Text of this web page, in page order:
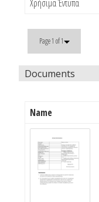
Χρήσιμα Έντυπα
Page 1 of 1
Documents
Name